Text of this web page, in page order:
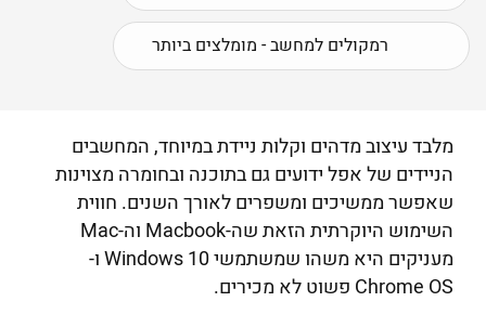
רמקולים למחשב - מומלצים ביותר
מלבד עיצוב מדהים וקלות ניידת במיוחד, המחשבים
הניידים של אפל ידועים גם בתוכנה ובחומרה מצוינות
שאפשר ממשיכים ומשפרים לאורך השנים. חווית
השימוש היוקרתית הזאת שה-Macbook וה-Mac
מעניקים היא משהו שמשתמשי Windows 10 ו-
Chrome OS פשוט לא מכירים.